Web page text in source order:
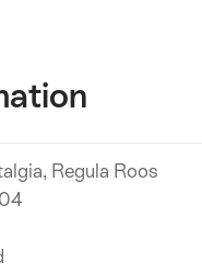
Regula Roos